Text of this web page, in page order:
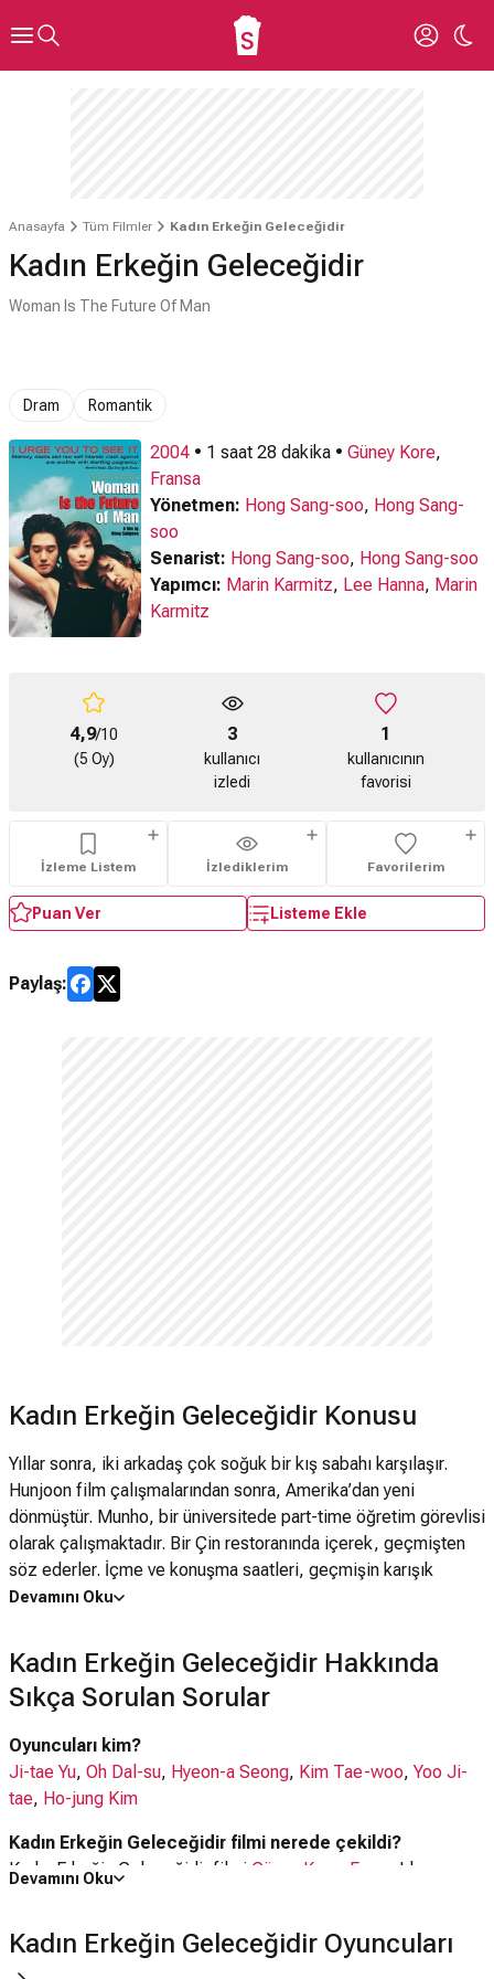
Anasayfa Tüm Filmler Kadın Erkeğin Geleceğidir
Kadın Erkeğin Geleceğidir
Woman Is The Future Of Man
Dram Romantik
2004 • 1 saat 28 dakika • Güney Kore,
Fransa
Yönetmen: Hong Sang-soo, Hong Sang-
soo
Senarist: Hong Sang-soo, Hong Sang-soo
Yapımcı: Marin Karmitz, Lee Hanna, Marin
Karmitz
4,9/10
(5 Oy)
3
kullanıcı
izledi
1
kullanıcının
favorisi
İzleme Listem İzlediklerim Favorilerim
Puan Ver Listeme Ekle
Paylaş:
Kadın Erkeğin Geleceğidir Konusu
Yıllar sonra, iki arkadaş çok soğuk bir kış sabahı karşılaşır.
Hunjoon film çalışmalarından sonra, Amerika’dan yeni
dönmüştür. Munho, bir üniversitede part-time öğretim görevlisi
olarak çalışmaktadır. Bir Çin restoranında içerek, geçmişten
söz ederler. İçme ve konuşma saatleri, geçmişin karışık
anıları; onlara bir kadının anılarını geri hatırlatır. Onların her ikisi
hikâyelerini anlattıktan sonra. Seoul yakınlarındaki bir uydu kent
olan Puchon’da; bir hotel lobi barını çalıştıran bu kadını bulup,
tanışmaya karar verirler. Onların gelmeleri üzerine; Sunhwa
beklemelerini ister. Sunhwa dönerken, onlar şafak vaktine
kadar ilerleyen bir içme partisine başlar.
Devamını Oku
Kadın Erkeğin Geleceğidir Hakkında
Sıkça Sorulan Sorular
Oyuncuları kim?
Ji-tae Yu, Oh Dal-su, Hyeon-a Seong, Kim Tae-woo, Yoo Ji-
tae, Ho-jung Kim
Kadın Erkeğin Geleceğidir filmi nerede çekildi?
Kadın Erkeğin Geleceğidir filmi Güney Kore Fransa 'da
Kaç saat?
Devamını Oku
Kadın Erkeğin Geleceğidir Oyuncuları